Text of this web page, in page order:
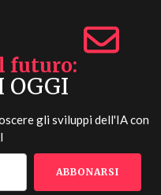
futuro
OGGI
gli sviluppi dell'IA con